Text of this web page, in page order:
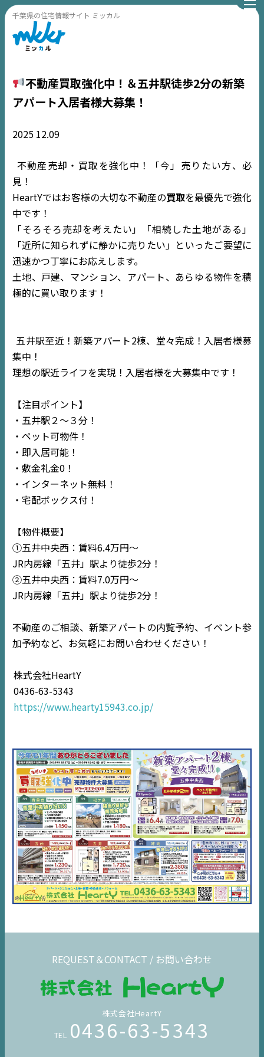
千葉県の住宅情報サイト ミッカル
NEWS
EVENT
市原エリア
千葉エリア
コラム
不動産買取強化中！＆五井駅徒歩2分の新築
アパート入居者様大募集！
2025 12.09
不動産売却・買取を強化中！「今」売りたい方、必
見！
HeartYではお客様の大切な不動産の買取を最優先で強化
中です！
「そろそろ売却を考えたい」「相続した土地がある」
「近所に知られずに静かに売りたい」といったご要望に
迅速かつ丁寧にお応えします。
土地、戸建、マンション、アパート、あらゆる物件を積
極的に買い取ります！
五井駅至近！新築アパート2棟、堂々完成！入居者様募
集中！
理想の駅近ライフを実現！入居者様を大募集中です！
【注目ポイント】
・五井駅２〜３分！
・ペット可物件！
・即入居可能！
・敷金礼金0！
・インターネット無料！
・宅配ボックス付！
【物件概要】
①五井中央西：賃料6.4万円〜
JR内房線「五井」駅より徒歩2分！
②五井中央西：賃料7.0万円〜
JR内房線「五井」駅より徒歩2分！
不動産のご相談、新築アパートの内覧予約、イベント参
加予約など、お気軽にお問い合わせください！
株式会社HeartY
0436-63-5343
https://www.hearty15943.co.jp/
REQUEST＆CONTACT / お問い合わせ
株式会社HeartY
TEL 0436-63-5343